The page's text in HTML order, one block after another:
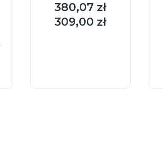
Cena
380,07 zł
Cena
309,00 zł